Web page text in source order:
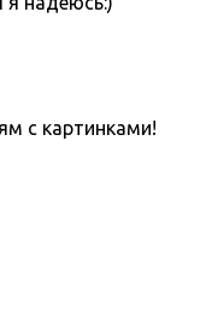
с картинками!